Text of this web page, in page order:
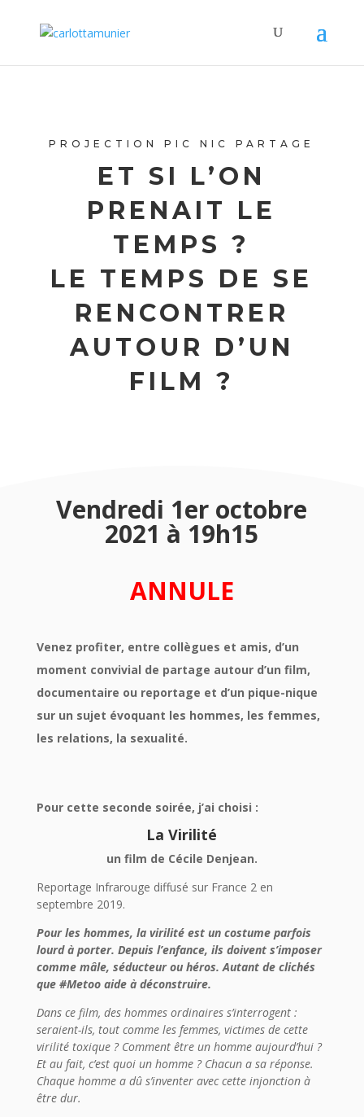
PROJECTION PIC NIC PARTAGE
ET SI L’ON
PRENAIT LE
TEMPS ?
LE TEMPS DE SE
RENCONTRER
AUTOUR D’UN
FILM ?
Vendredi 1er octobre
2021 à 19h15
ANNULE
Venez profiter, entre collègues et amis, d’un
moment convivial de partage autour d’un film,
documentaire ou reportage et d’un pique-nique
sur un sujet évoquant les hommes, les femmes,
les relations, la sexualité.
Pour cette seconde soirée, j’ai choisi :
La Virilité
un film de Cécile Denjean.
Reportage Infrarouge diffusé sur France 2 en
septembre 2019.
Pour les hommes, la virilité est un costume parfois
lourd à porter. Depuis l’enfance, ils doivent s’imposer
comme mâle, séducteur ou héros. Autant de clichés
que #Metoo aide à déconstruire.
Dans ce film, des hommes ordinaires s’interrogent :
seraient-ils, tout comme les femmes, victimes de cette
virilité toxique ? Comment être un homme aujourd’hui ?
Et au fait, c’est quoi un homme ? Chacun a sa réponse.
Chaque homme a dû s’inventer avec cette injonction à
être dur.